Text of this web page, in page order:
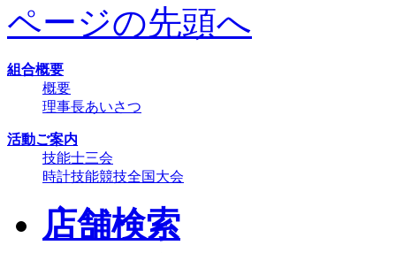
ページの先頭へ
組合概要
概要
理事長あいさつ
活動ご案内
技能士三会
時計技能競技全国大会
店舗検索